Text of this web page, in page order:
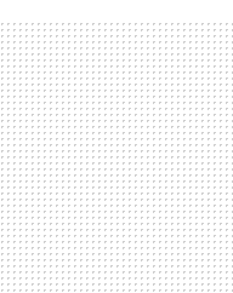
MAIL